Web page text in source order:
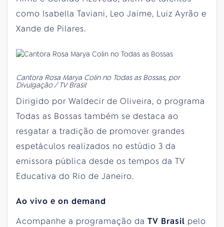
como Isabella Taviani, Leo Jaime, Luiz Ayrão e
Xande de Pilares.
Cantora Rosa Marya Colin no Todas as Bossas, por
Divulgação / TV Brasil
Dirigido por Waldecir de Oliveira, o programa
Todas as Bossas também se destaca ao
resgatar a tradição de promover grandes
espetáculos realizados no estúdio 3 da
emissora pública desde os tempos da TV
Educativa do Rio de Janeiro.
Ao vivo e on demand
Acompanhe a programação da TV Brasil pelo